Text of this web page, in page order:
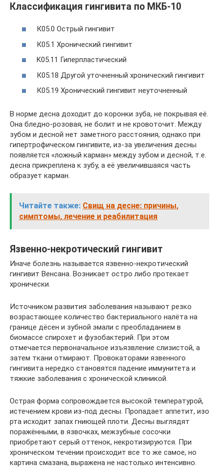
Классификация гингивита по МКБ-10
К05.0 Острый гингивит
К05.1 Хронический гингивит
K05.11 Гиперпластический
К05.18 Другой уточненный хронический гингивит
К05.19 Хронический гингивит неуточненный
В норме десна доходит до коронки зуба, не покрывая её.
Она бледно-розовая, не болит и не кровоточит. Между
зубом и десной нет заметного расстояния, однако при
гипертрофическом гингивите, из-за увеличения десны
появляется «ложный карман» между зубом и десной, т.е.
десна прикреплена к зубу, а её увеличившаяся часть
образует карман.
Читайте также: Свищ на десне: причины,
симптомы, лечение и реабилитация
Язвенно-некротический гингивит
Иначе болезнь называется язвенно-некротический
гингивит Венсана. Возникает остро либо протекает
хронически.
Источником развития заболевания называют резко
возрастающее количество бактериального налёта на
границе дёсен и зубной эмали с преобладанием в
биомассе спирохет и фузобактерий. При этом
отмечается первоначальное изъязвление слизистой, а
затем ткани отмирают. Провокаторами язвенного
гингивита нередко становятся падение иммунитета и
тяжкие заболевания с хронической клиникой.
Острая форма сопровождается высокой температурой,
истечением крови из-под десны. Пропадает аппетит, изо
рта исходит запах гниющей плоти. Десны выглядят
поражёнными, в язвочках, межзубные сосочки
приобретают серый оттенок, некротизируются. При
хроническом течении происходит все то же самое, но
картина смазана, выражена не настолько интенсивно.